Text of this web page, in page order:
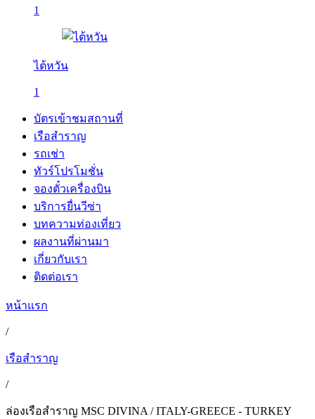
1
ไต้หวัน
1
บัตรเข้าชมสถานที่
เรือสำราญ
รถเช่า
ทัวร์โปรโมชั่น
จองตั๋วเครื่องบิน
บริการยื่นวีซ่า
บทความท่องเที่ยว
ผลงานที่ผ่านมา
เกี่ยวกับเรา
ติดต่อเรา
หน้าแรก
/
เรือสำราญ
/
ล่องเรือสำราญ MSC DIVINA / ITALY-GREECE - TURKEY